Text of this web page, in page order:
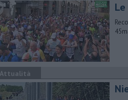
Attualità